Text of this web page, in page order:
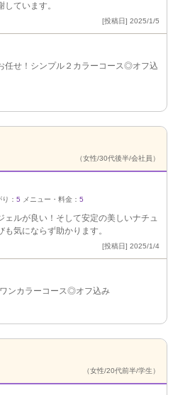
ています。
[投稿日] 2025/1/5
任せ！シンプル２カラーコース◎オフ込
（女性/30代後半/会社員）
： 5 メニュー・料金： 5
ルが良い！そして安定の美しいナチュ
気にならず助かります。
[投稿日] 2025/1/4
ンカラーコース◎オフ込み
（女性/20代前半/学生）